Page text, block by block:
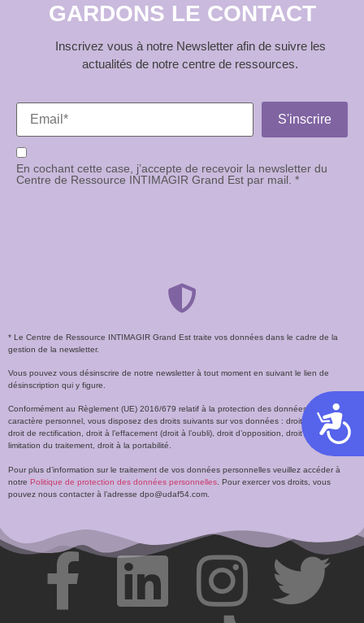
GARDONS LE CONTACT
Inscrivez vous à notre Newsletter afin de suivre les
actualités de notre centre de ressources.
En cochant cette case, j’accepte de recevoir la newsletter du
Centre de Ressource INTIMAGIR Grand Est par mail. *
* Le Centre de Ressource INTIMAGIR Grand Est traite vos données dans le cadre de la
gestion de la newsletter.
Vous pouvez vous désinscrire de notre newsletter à tout moment en suivant le lien de
désinscription qui y figure.
Conformément au Règlement (UE) 2016/679 relatif à la protection des données à
caractère personnel, vous disposez des droits suivants sur vos données : droit d’accès,
droit de rectification, droit à l’effacement (droit à l’oubli), droit d’opposition, droit à la
limitation du traitement, droit à la portabilité.
Pour plus d’information sur le traitement de vos données personnelles veuillez accéder à
notre Politique de protection des données personnelles . Pour exercer vos droits, vous
pouvez nous contacter à l’adresse dpo@udaf54.com.